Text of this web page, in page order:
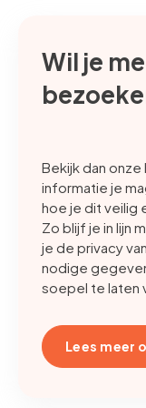
Wil je
Bekijk dan
informatie je
hoe je dit veilig
Zo blijf je in lijn
je de privacy
nodige
soepel te laten
Lees meer